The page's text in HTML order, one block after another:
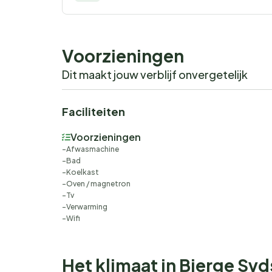
Voorzieningen
Dit maakt jouw verblijf onvergetelijk
Faciliteiten
Voorzieningen
Afwasmachine
Bad
Koelkast
Oven / magnetron
Tv
Verwarming
Wifi
Het klimaat in Bjerge